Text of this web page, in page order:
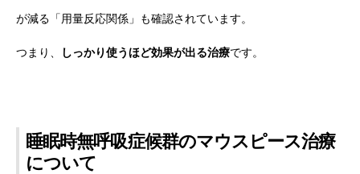
が減る「用量反応関係」も確認されています。
つまり、 しっかり使うほど効果が出る治療です。
睡眠時無呼吸症候群のマウスピース治療
について